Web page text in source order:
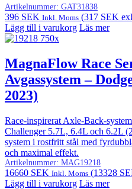
Artikelnummer: GAT31838
396 SEK Inkl. Moms (317 SEK
Lägg till i varukorg Läs mer
MagnaFlow Race
Avgassystem –
2023)
Race-inspirerat Axle-Back-
Challenger 5.7L, 6.4L och 6.2L
system i rostfritt stål med
och maximal effekt.
Artikelnummer: MAG19218
16660 SEK Inkl. Moms (13328
Lägg till i varukorg Läs mer